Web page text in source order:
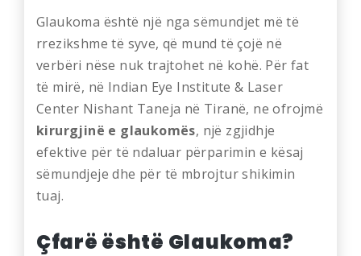
Glaukoma është një nga sëmundjet më të
rrezikshme të syve, që mund të çojë në
verbëri nëse nuk trajtohet në kohë. Për fat
të mirë, në Indian Eye Institute & Laser
Center Nishant Taneja në Tiranë, ne ofrojmë
kirurgjinë e glaukomës, një zgjidhje
efektive për të ndaluar përparimin e kësaj
sëmundjeje dhe për të mbrojtur shikimin
tuaj.
Çfarë është Glaukoma?